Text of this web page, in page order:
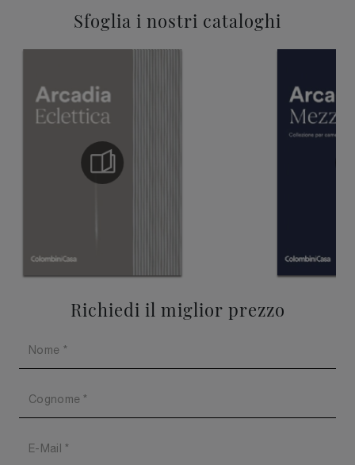
Sfoglia i nostri cataloghi
Richiedi il miglior prezzo